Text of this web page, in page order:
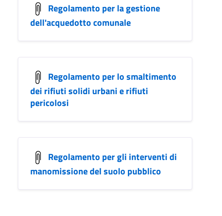
Regolamento per la gestione
dell'acquedotto comunale
Regolamento per lo smaltimento
dei rifiuti solidi urbani e rifiuti
pericolosi
Regolamento per gli interventi di
manomissione del suolo pubblico